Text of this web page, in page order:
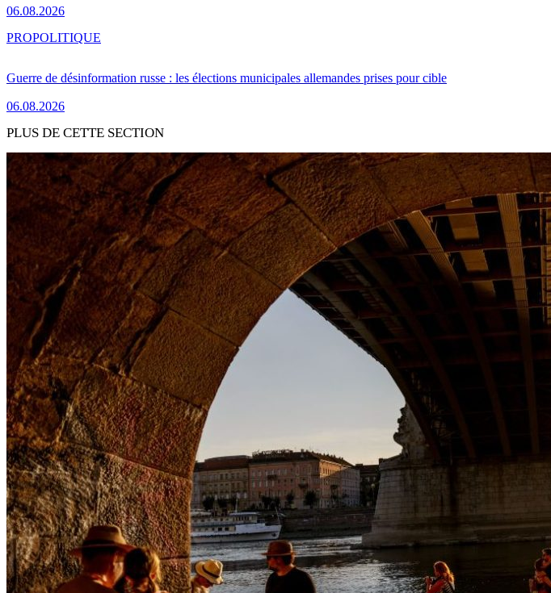
06.08.2026
Guerre de désinformation russe : les élections municipales allemandes prises pour cible
06.08.2026
PROPOLITIQUE
PLUS DE CETTE SECTION